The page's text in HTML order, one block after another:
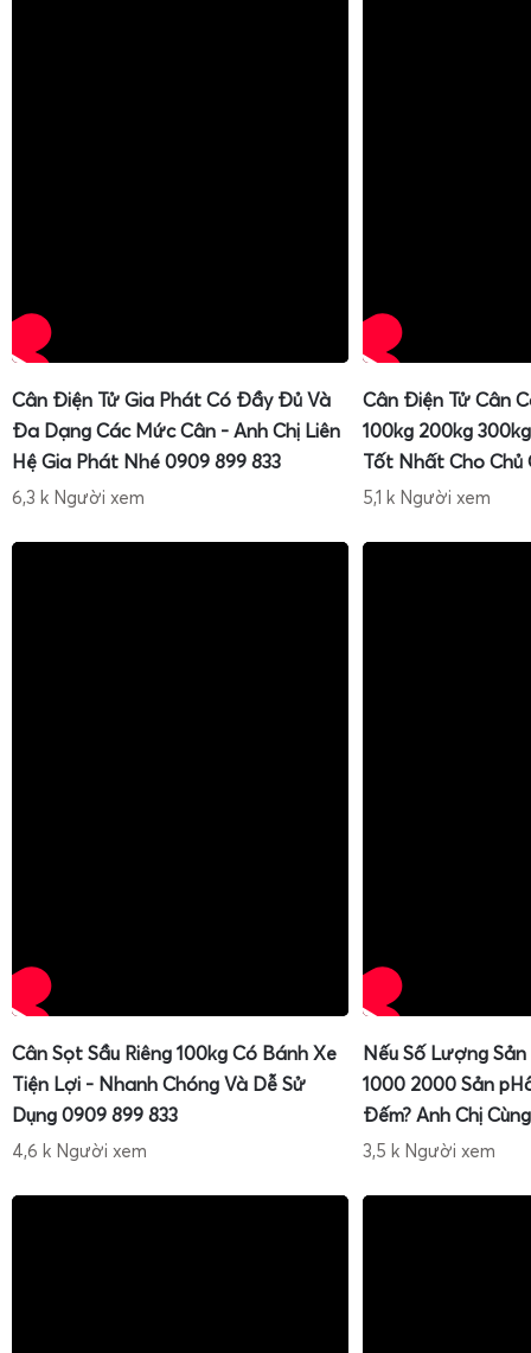
Cân Điện Tử Gia Phát Có Đầy Đủ Và
Đa Dạng Các Mức Cân - Anh Chị Liên
Hệ Gia Phát Nhé 0909 899 833
6,3 k Người xem
Cân Điện Tử Cân
100kg 200kg
Tốt Nhất Cho Chủ
5,1 k Người xem
Cân Sọt Sầu Riêng 100kg Có Bánh Xe
Tiện Lợi - Nhanh Chóng Và Dễ Sử
Dụng 0909 899 833
4,6 k Người xem
Nếu Số Lượng
1000 2000 Sản
Đếm? Anh Chị
3,5 k Người xem